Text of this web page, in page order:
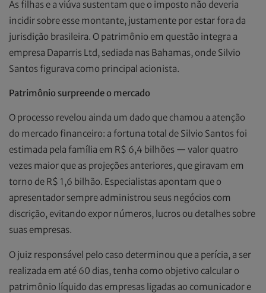
As filhas e a viúva sustentam que o imposto não deveria
incidir sobre esse montante, justamente por estar fora da
jurisdição brasileira. O patrimônio em questão integra a
empresa Daparris Ltd, sediada nas Bahamas, onde Silvio
Santos figurava como principal acionista.
Patrimônio surpreende o mercado
O processo revelou ainda um dado que chamou a atenção
do mercado financeiro: a fortuna total de Silvio Santos foi
estimada pela família em R$ 6,4 bilhões — valor quatro
vezes maior que as projeções anteriores, que giravam em
torno de R$ 1,6 bilhão. Especialistas apontam que o
apresentador sempre administrou seus negócios com
discrição, evitando expor números, lucros ou detalhes sobre
suas empresas.
O juiz responsável pelo caso determinou que a perícia, a ser
realizada em até 60 dias, tenha como objetivo calcular o
patrimônio líquido das empresas ligadas ao comunicador e